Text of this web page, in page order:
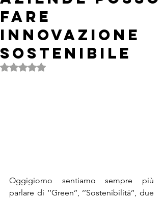
fare
innovazione
sostenibile
Valutazione NaN stelle su 5.
Oggigiorno sentiamo sempre più
parlare di ‘’Green’’, ‘’Sostenibilità’’, due